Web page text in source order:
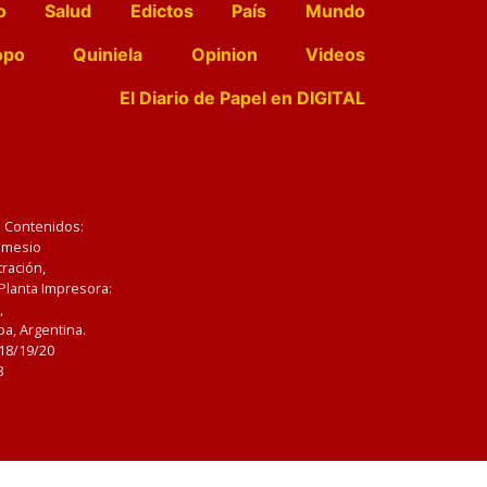
Salud Edictos País
Mundo
Quiniela Opinion
Videos
El Diario de Papel en DIGITAL
Impresora:
Argentina.
19/20